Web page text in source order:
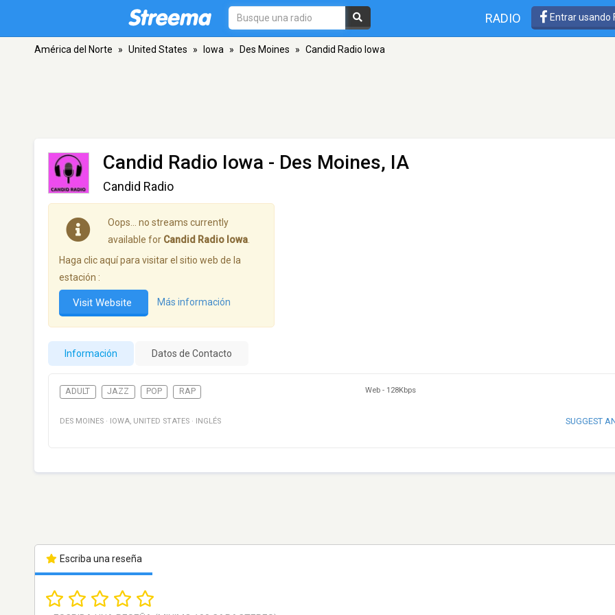
RADIO Entrar usando
América del Norte » United States » Iowa » Des Moines » Candid Radio Iowa
Candid Radio Iowa - Des Moines, IA
Candid Radio
Oops… no streams currently
available for Candid Radio Iowa
Haga clic aquí para visitar el sitio web de la
estación :
Visit Website Más información
Información Datos de Contacto
ADULT JAZZ POP RAP Web - 128Kbps
DES MOINES · IOWA, UNITED STATES · INGLÉS SUGGEST
Escriba una reseña